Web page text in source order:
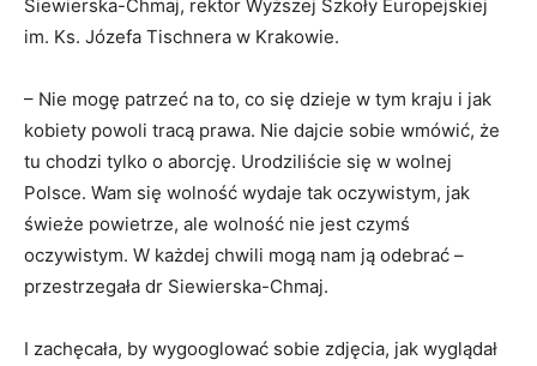
Siewierska-Chmaj, rektor Wyższej Szkoły Europejskiej
im. Ks. Józefa Tischnera w Krakowie.
– Nie mogę patrzeć na to, co się dzieje w tym kraju i jak
kobiety powoli tracą prawa. Nie dajcie sobie wmówić, że
tu chodzi tylko o aborcję. Urodziliście się w wolnej
Polsce. Wam się wolność wydaje tak oczywistym, jak
świeże powietrze, ale wolność nie jest czymś
oczywistym. W każdej chwili mogą nam ją odebrać –
przestrzegała dr Siewierska-Chmaj.
I zachęcała, by wygooglować sobie zdjęcia, jak wyglądał